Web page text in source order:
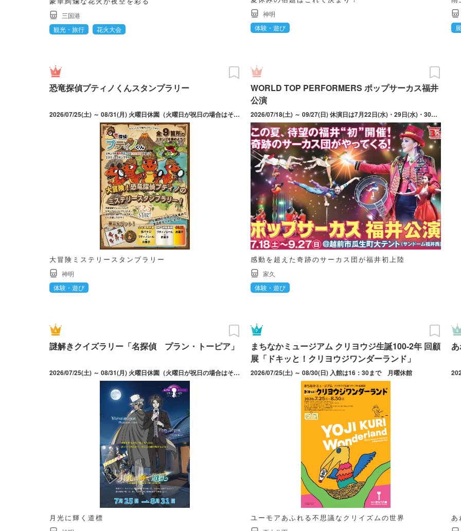
三国港
観光・旅行
花火大会
神明
体験・遊び
恐竜探偵プティノくんスタンプラリー
2026/07/25(土) ～ 08/31(月) 火曜日休園（火曜日が祝日の場合はその翌日）。8月12日（水）は振替休園日だが、休まず営業。
大冒険ミステリースタンプラリー
神明
体験・遊び
WORLD TOP PERFORMERS ポップサーカス福井
公演
2026/07/18(土) ～ 09/27(日) 休演日は7月22日(水)・29日(水)・30日(木)、8月5日(水)・12日(水)・19日(水)・20日(木)・27日(木)、9月3日(木)・10日(木)・16日(水)・17日(木)・24日(木)。公演時間は約1時間50分（休憩15分含む）。雨天開演（強風などによる荒天時は来場前に問い合わせを）。
感動を超えた奇跡のサーカス団が福井初上陸
家久
体験・遊び
謎解きクイズラリー「名探偵 プラン・トーピア」
2026/07/25(土) ～ 08/31(月) 火曜日休園（火曜日が祝日の場合はその翌日）。8月12日（水）は振替休園日だが、休まず営業。
月光に輝く道標
まちなかミュージアム クリヨウジ生誕100-2年 回顧
展「ドキッと！クリヨウジワンダーランド」
2026/07/25(土) ～ 08/30(日) 入館は16：30まで 月曜休館
ユーモアあふれる不思議なクリイズムの世界 あ